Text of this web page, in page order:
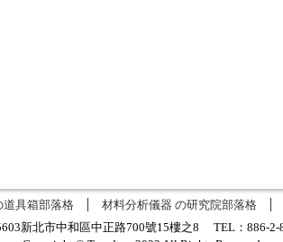
道具箱部落格 材料分析儀器 の研究院部落格
新北市中和區中正路700號15樓之8 TEL：886-